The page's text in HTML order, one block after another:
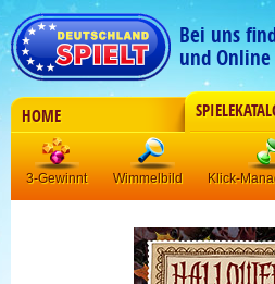
Bei uns
und Online
HOME
3-Gewinnt Wimmelbild Klick-